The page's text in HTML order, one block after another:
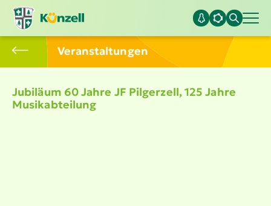
Veran­stal­tungen
Jubiläum 60 Jahre JF Pilgerzell, 125 Jahre
Musik­ab­teilung